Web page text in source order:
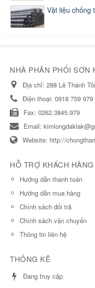
Vật liệu chống
NHÀ PHÂN PHỐI SƠN
Địa chỉ: 288 Lê Thánh
Điện thoại: 0918 759 979
Fax: 0262.3845.979
Email:
Website: http://
HỖ TRỢ KHÁCH HÀNG
Hướng dẫn thanh toán
Hướng dẫn mua hàng
Chính sách đổi trả
Chính sách vận chuyển
Thông tin liên hệ
THỐNG KÊ
Đang truy cập